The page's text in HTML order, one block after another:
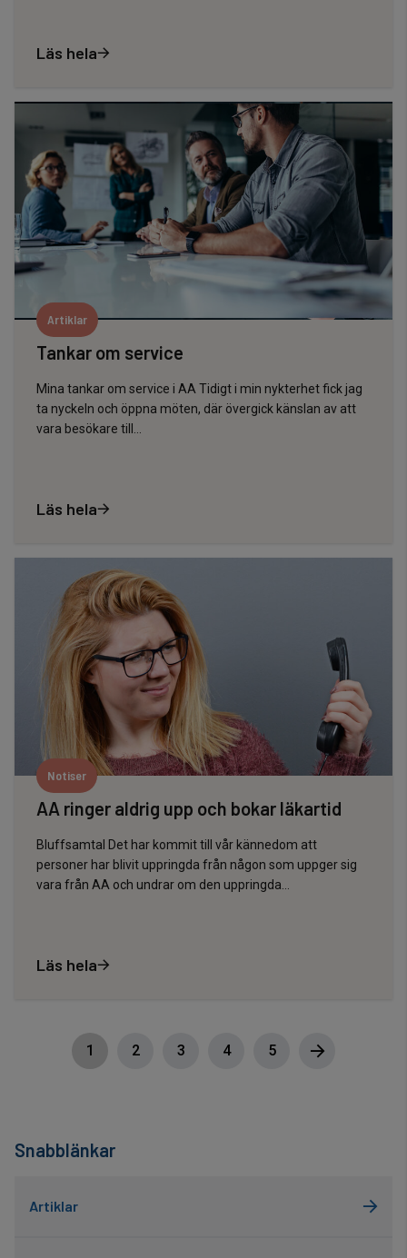
Snabblänkar
Artiklar
Läs hela
Artiklar
Tankar om service
Mina tankar om service i AA Tidigt i min nykterhet fick jag
ta nyckeln och öppna möten, där övergick känslan av att
vara besökare till…
Läs hela
Notiser
AA ringer aldrig upp och bokar läkartid
Bluffsamtal Det har kommit till vår kännedom att
personer har blivit uppringda från någon som uppger sig
vara från AA och undrar om den uppringda…
Läs hela
1 2 3 4 5